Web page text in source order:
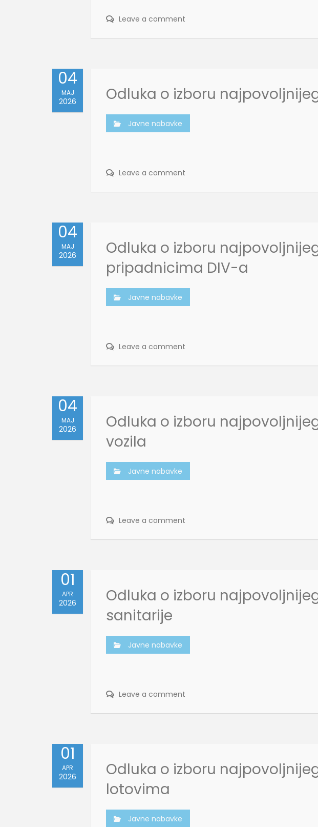
Leave a comment
04
MAJ
2026 Odluka o izboru
Javne nabavke
Leave a comment
04
MAJ
2026
Odluka o izboru
pripadnicima DIV-a
Javne nabavke
Leave a comment
04
MAJ
2026
Odluka o izboru
vozila
Javne nabavke
Leave a comment
01
APR
2026
Odluka o izboru
sanitarije
Javne nabavke
Leave a comment
01
APR
2026
Odluka o izboru
lotovima
Javne nabavke